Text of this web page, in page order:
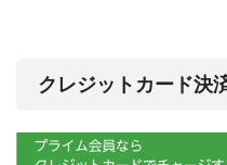
クレジットカード決